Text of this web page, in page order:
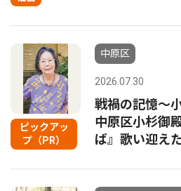
ピックアッ
プ（PR）
中原区
2026.07.30
戦禍の記憶〜
中原区小杉御
ば』歌い迎え